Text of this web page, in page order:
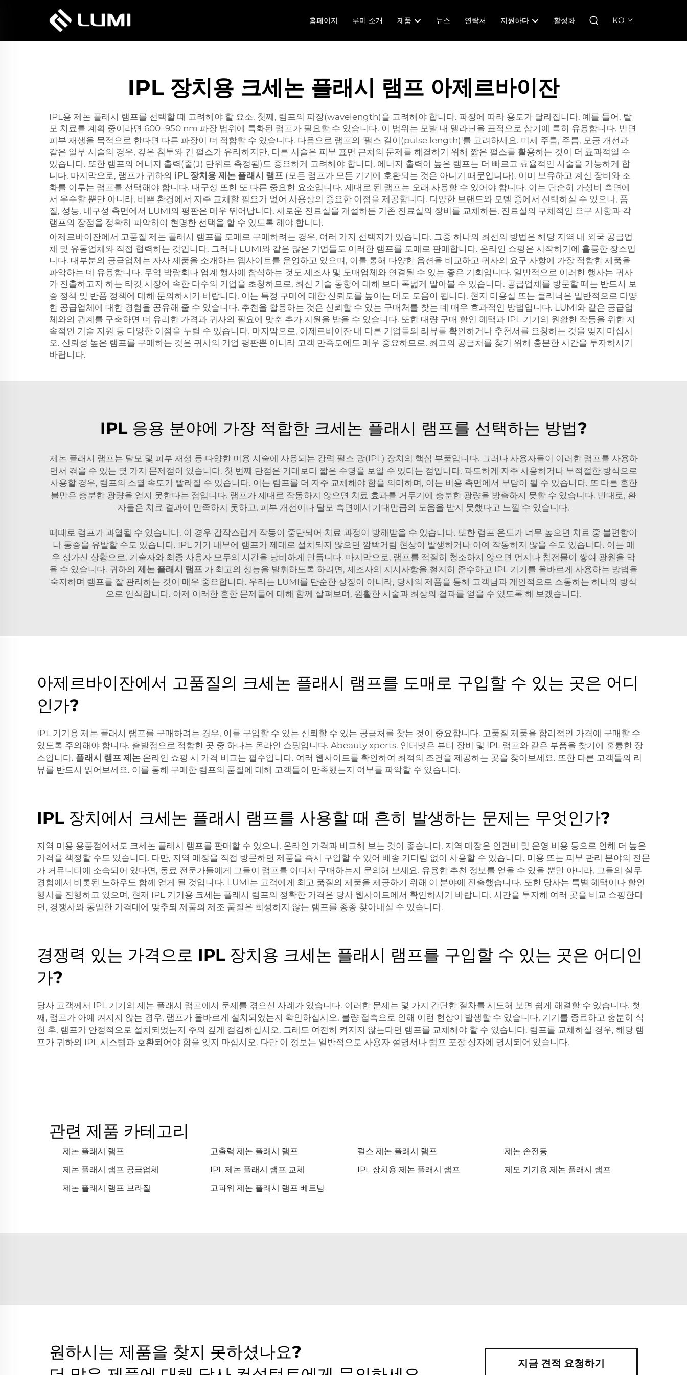
홈페이지 루미 소개 제품 뉴스 연락처 지원하다 활성화 KO
IPL 장치용 크세논 플래시 램프 아제르바이잔
IPL용 제논 플래시 램프를 선택할 때 고려해야 할 요소. 첫째, 램프의 파장(wavelength)을 고려해야 합니다. 파장에 따라 용도가 달라집니다. 예를 들어, 탈
모 치료를 계획 중이라면 600–950 nm 파장 범위에 특화된 램프가 필요할 수 있습니다. 이 범위는 모발 내 멜라닌을 표적으로 삼기에 특히 유용합니다. 반면
피부 재생을 목적으로 한다면 다른 파장이 더 적합할 수 있습니다. 다음으로 램프의 '펄스 길이(pulse length)'를 고려하세요. 미세 주름, 주름, 모공 개선과
같은 일부 시술의 경우, 깊은 침투와 긴 펄스가 유리하지만, 다른 시술은 피부 표면 근처의 문제를 해결하기 위해 짧은 펄스를 활용하는 것이 더 효과적일 수
있습니다. 또한 램프의 에너지 출력(줄(J) 단위로 측정됨)도 중요하게 고려해야 합니다. 에너지 출력이 높은 램프는 더 빠르고 효율적인 시술을 가능하게 합
니다. 마지막으로, 램프가 귀하의 iPL 장치용 제논 플래시 램프 (모든 램프가 모든 기기에 호환되는 것은 아니기 때문입니다). 이미 보유하고 계신 장비와 조
화를 이루는 램프를 선택해야 합니다. 내구성 또한 또 다른 중요한 요소입니다. 제대로 된 램프는 오래 사용할 수 있어야 합니다. 이는 단순히 가성비 측면에
서 우수할 뿐만 아니라, 바쁜 환경에서 자주 교체할 필요가 없어 사용상의 중요한 이점을 제공합니다. 다양한 브랜드와 모델 중에서 선택하실 수 있으나, 품
질, 성능, 내구성 측면에서 LUMI의 평판은 매우 뛰어납니다. 새로운 진료실을 개설하든 기존 진료실의 장비를 교체하든, 진료실의 구체적인 요구 사항과 각
램프의 장점을 정확히 파악하여 현명한 선택을 할 수 있도록 해야 합니다.
아제르바이잔에서 고품질 제논 플래시 램프를 도매로 구매하려는 경우, 여러 가지 선택지가 있습니다. 그중 하나의 최선의 방법은 해당 지역 내 외국 공급업
체 및 유통업체와 직접 협력하는 것입니다. 그러나 LUMI와 같은 많은 기업들도 이러한 램프를 도매로 판매합니다. 온라인 쇼핑은 시작하기에 훌륭한 장소입
니다. 대부분의 공급업체는 자사 제품을 소개하는 웹사이트를 운영하고 있으며, 이를 통해 다양한 옵션을 비교하고 귀사의 요구 사항에 가장 적합한 제품을
파악하는 데 유용합니다. 무역 박람회나 업계 행사에 참석하는 것도 제조사 및 도매업체와 연결될 수 있는 좋은 기회입니다. 일반적으로 이러한 행사는 귀사
가 진출하고자 하는 타깃 시장에 속한 다수의 기업을 초청하므로, 최신 기술 동향에 대해 보다 폭넓게 알아볼 수 있습니다. 공급업체를 방문할 때는 반드시 보
증 정책 및 반품 정책에 대해 문의하시기 바랍니다. 이는 특정 구매에 대한 신뢰도를 높이는 데도 도움이 됩니다. 현지 미용실 또는 클리닉은 일반적으로 다양
한 공급업체에 대한 경험을 공유해 줄 수 있습니다. 추천을 활용하는 것은 신뢰할 수 있는 구매처를 찾는 데 매우 효과적인 방법입니다. LUMI와 같은 공급업
체와의 관계를 구축하면 더 유리한 가격과 귀사의 필요에 맞춘 추가 지원을 받을 수 있습니다. 또한 대량 구매 할인 혜택과 IPL 기기의 원활한 작동을 위한 지
속적인 기술 지원 등 다양한 이점을 누릴 수 있습니다. 마지막으로, 아제르바이잔 내 다른 기업들의 리뷰를 확인하거나 추천서를 요청하는 것을 잊지 마십시
오. 신뢰성 높은 램프를 구매하는 것은 귀사의 기업 평판뿐 아니라 고객 만족도에도 매우 중요하므로, 최고의 공급처를 찾기 위해 충분한 시간을 투자하시기
바랍니다.
IPL 응용 분야에 가장 적합한 크세논 플래시 램프를 선택하는 방법?
제논 플래시 램프는 탈모 및 피부 재생 등 다양한 미용 시술에 사용되는 강력 펄스 광(IPL) 장치의 핵심 부품입니다. 그러나 사용자들이 이러한 램프를 사용하
면서 겪을 수 있는 몇 가지 문제점이 있습니다. 첫 번째 단점은 기대보다 짧은 수명을 보일 수 있다는 점입니다. 과도하게 자주 사용하거나 부적절한 방식으로
사용할 경우, 램프의 소멸 속도가 빨라질 수 있습니다. 이는 램프를 더 자주 교체해야 함을 의미하며, 이는 비용 측면에서 부담이 될 수 있습니다. 또 다른 흔한
불만은 충분한 광량을 얻지 못한다는 점입니다. 램프가 제대로 작동하지 않으면 치료 효과를 거두기에 충분한 광량을 방출하지 못할 수 있습니다. 반대로, 환
자들은 치료 결과에 만족하지 못하고, 피부 개선이나 탈모 측면에서 기대만큼의 도움을 받지 못했다고 느낄 수 있습니다.
때때로 램프가 과열될 수 있습니다. 이 경우 갑작스럽게 작동이 중단되어 치료 과정이 방해받을 수 있습니다. 또한 램프 온도가 너무 높으면 치료 중 불편함이
나 통증을 유발할 수도 있습니다. IPL 기기 내부에 램프가 제대로 설치되지 않으면 깜빡거림 현상이 발생하거나 아예 작동하지 않을 수도 있습니다. 이는 매
우 성가신 상황으로, 기술자와 최종 사용자 모두의 시간을 낭비하게 만듭니다. 마지막으로, 램프를 적절히 청소하지 않으면 먼지나 침전물이 쌓여 광원을 막
을 수 있습니다. 귀하의 제논 플래시 램프 가 최고의 성능을 발휘하도록 하려면, 제조사의 지시사항을 철저히 준수하고 IPL 기기를 올바르게 사용하는 방법을
숙지하며 램프를 잘 관리하는 것이 매우 중요합니다. 우리는 LUMI를 단순한 상징이 아니라, 당사의 제품을 통해 고객님과 개인적으로 소통하는 하나의 방식
으로 인식합니다. 이제 이러한 흔한 문제들에 대해 함께 살펴보며, 원활한 시술과 최상의 결과를 얻을 수 있도록 해 보겠습니다.
아제르바이잔에서 고품질의 크세논 플래시 램프를 도매로 구입할 수 있는 곳은 어디
인가?
IPL 기기용 제논 플래시 램프를 구매하려는 경우, 이를 구입할 수 있는 신뢰할 수 있는 공급처를 찾는 것이 중요합니다. 고품질 제품을 합리적인 가격에 구매할 수
있도록 주의해야 합니다. 출발점으로 적합한 곳 중 하나는 온라인 쇼핑입니다. Abeauty xperts. 인터넷은 뷰티 장비 및 IPL 램프와 같은 부품을 찾기에 훌륭한 장
소입니다. 플래시 램프 제논 온라인 쇼핑 시 가격 비교는 필수입니다. 여러 웹사이트를 확인하여 최적의 조건을 제공하는 곳을 찾아보세요. 또한 다른 고객들의 리
뷰를 반드시 읽어보세요. 이를 통해 구매한 램프의 품질에 대해 고객들이 만족했는지 여부를 파악할 수 있습니다.
IPL 장치에서 크세논 플래시 램프를 사용할 때 흔히 발생하는 문제는 무엇인가?
지역 미용 용품점에서도 크세논 플래시 램프를 판매할 수 있으나, 온라인 가격과 비교해 보는 것이 좋습니다. 지역 매장은 인건비 및 운영 비용 등으로 인해 더 높은
가격을 책정할 수도 있습니다. 다만, 지역 매장을 직접 방문하면 제품을 즉시 구입할 수 있어 배송 기다림 없이 사용할 수 있습니다. 미용 또는 피부 관리 분야의 전문
가 커뮤니티에 소속되어 있다면, 동료 전문가들에게 그들이 램프를 어디서 구매하는지 문의해 보세요. 유용한 추천 정보를 얻을 수 있을 뿐만 아니라, 그들의 실무
경험에서 비롯된 노하우도 함께 얻게 될 것입니다. LUMI는 고객에게 최고 품질의 제품을 제공하기 위해 이 분야에 진출했습니다. 또한 당사는 특별 혜택이나 할인
행사를 진행하고 있으며, 현재 IPL 기기용 크세논 플래시 램프의 정확한 가격은 당사 웹사이트에서 확인하시기 바랍니다. 시간을 투자해 여러 곳을 비교 쇼핑한다
면, 경쟁사와 동일한 가격대에 맞추되 제품의 제조 품질은 희생하지 않는 램프를 종종 찾아내실 수 있습니다.
경쟁력 있는 가격으로 IPL 장치용 크세논 플래시 램프를 구입할 수 있는 곳은 어디인
가?
당사 고객께서 IPL 기기의 제논 플래시 램프에서 문제를 겪으신 사례가 있습니다. 이러한 문제는 몇 가지 간단한 절차를 시도해 보면 쉽게 해결할 수 있습니다. 첫
째, 램프가 아예 켜지지 않는 경우, 램프가 올바르게 설치되었는지 확인하십시오. 불량 접촉으로 인해 이런 현상이 발생할 수 있습니다. 기기를 종료하고 충분히 식
힌 후, 램프가 안정적으로 설치되었는지 주의 깊게 점검하십시오. 그래도 여전히 켜지지 않는다면 램프를 교체해야 할 수 있습니다. 램프를 교체하실 경우, 해당 램
프가 귀하의 IPL 시스템과 호환되어야 함을 잊지 마십시오. 다만 이 정보는 일반적으로 사용자 설명서나 램프 포장 상자에 명시되어 있습니다.
관련 제품 카테고리
제논 플래시 램프 고출력 제논 플래시 램프 펄스 제논 플래시 램프
제논 손전등
제논 플래시 램프 공급업체
IPL 제논 플래시 램프 교체 IPL 장치용 제논 플래시 램프
제모 기기용 제논 플래시 램프
제논 플래시 램프 브라질
고파워 제논 플래시 램프 베트남
원하시는 제품을 찾지 못하셨나요?
지금 견적 요청하기